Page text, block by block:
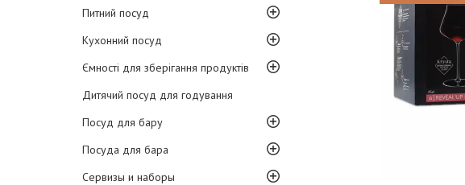
Питний посуд
Кухонний посуд
Ємності для зберігання продуктів
Дитячий посуд для годування
Посуд для бару
Посуда для бара
Сервизы и наборы